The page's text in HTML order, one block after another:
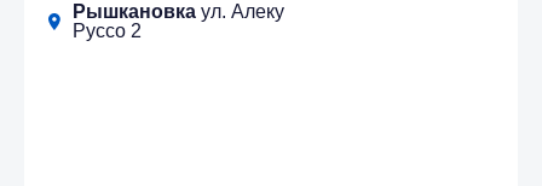
Рышкановка ул. Алеку
Руссо 2